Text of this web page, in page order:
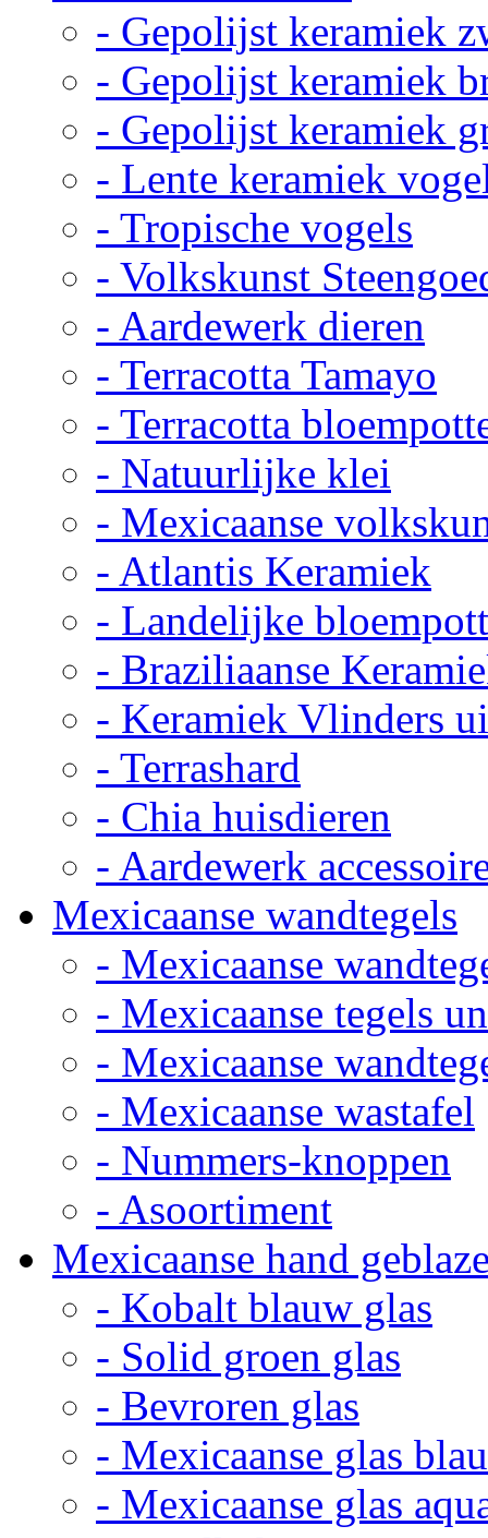
- Gepolijst keramiek
- Gepolijst keramiek
- Gepolijst keramiek
- Lente keramiek
- Tropische vogels
- Volkskunst
- Aardewerk dieren
- Terracotta Tamayo
- Terracotta
- Natuurlijke klei
- Mexicaanse
- Atlantis Keramiek
- Landelijke
- Braziliaanse
- Keramiek Vlinders
- Terrashard
- Chia huisdieren
- Aardewerk
Mexicaanse wandtegels
- Mexicaanse
- Mexicaanse tegels
- Mexicaanse
- Mexicaanse wastafel
- Nummers-knoppen
- Asoortiment
Mexicaanse hand
- Kobalt blauw glas
- Solid groen glas
- Bevroren glas
- Mexicaanse glas
- Mexicaanse glas